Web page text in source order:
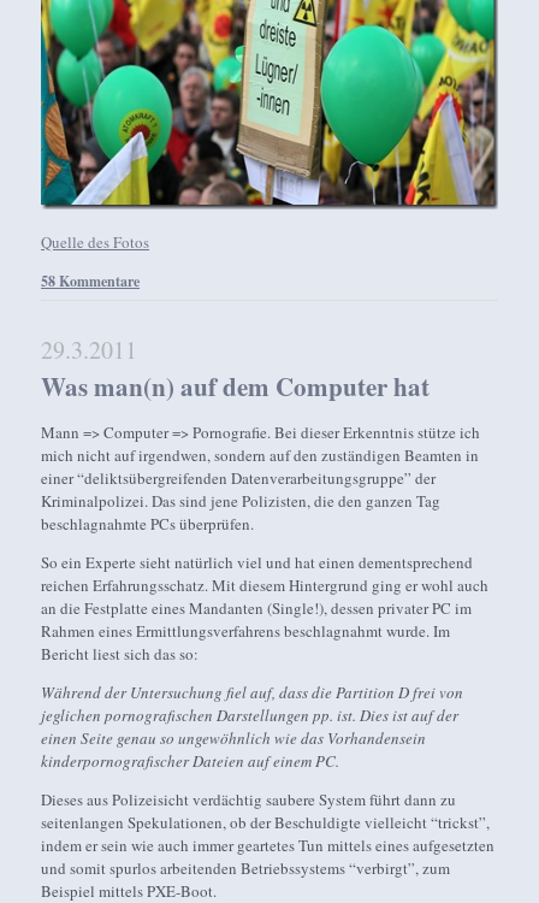
Quelle des Fotos
58 Kommentare
29.3.2011
Was man(n) auf dem Computer hat
Mann => Computer => Pornografie. Bei dieser Erkenntnis stütze ich
mich nicht auf irgendwen, sondern auf den zuständigen Beamten in
einer “deliktsübergreifenden Datenverarbeitungsgruppe” der
Kriminalpolizei. Das sind jene Polizisten, die den ganzen Tag
beschlagnahmte PCs überprüfen.
So ein Experte sieht natürlich viel und hat einen dementsprechend
reichen Erfahrungsschatz. Mit diesem Hintergrund ging er wohl auch
an die Festplatte eines Mandanten (Single!), dessen privater PC im
Rahmen eines Ermittlungsverfahrens beschlagnahmt wurde. Im
Bericht liest sich das so:
Während der Untersuchung fiel auf, dass die Partition D frei von
jeglichen pornografischen Darstellungen pp. ist. Dies ist auf der
einen Seite genau so ungewöhnlich wie das Vorhandensein
kinderpornografischer Dateien auf einem PC.
Dieses aus Polizeisicht verdächtig saubere System führt dann zu
seitenlangen Spekulationen, ob der Beschuldigte vielleicht “trickst”,
indem er sein wie auch immer geartetes Tun mittels eines aufgesetzten
und somit spurlos arbeitenden Betriebssystems “verbirgt”, zum
Beispiel mittels PXE-Boot.